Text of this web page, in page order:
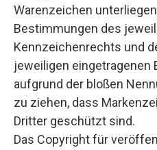
Warenzeichen
Bestimmungen des
Kennzeichenrechts und
jeweiligen eingetragenen
aufgrund der bloßen
zu ziehen, dass
Dritter geschützt sind.
Das Copyright für